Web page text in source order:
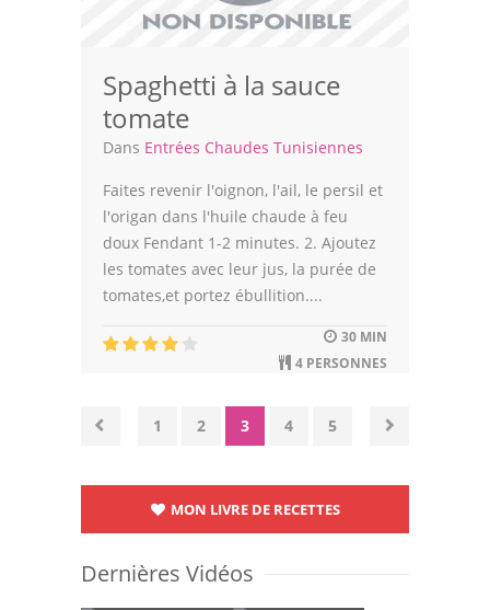
Spaghetti à la sauce
tomate
Dans Entrées Chaudes Tunisiennes
Faites revenir l'oignon, l'ail, le persil et
l'origan dans l'huile chaude à feu
doux Fendant 1-2 minutes. 2. Ajoutez
les tomates avec leur jus, la purée de
tomates,et portez ébullition....
30 MIN
4 PERSONNES
1 2 3 4 5
MON LIVRE DE RECETTES
Dernières Vidéos